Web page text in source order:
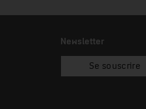
Newsletter
Se souscrire